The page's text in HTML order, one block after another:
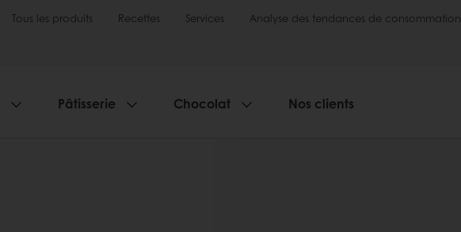
Tous les produits Recettes Services Analyse des tendances de consommation
Pâtisserie Chocolat Nos clients